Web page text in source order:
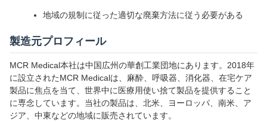
地域の規制に従った適切な廃棄方法に従う必要がある
製造元プロフィール
MCR Medical本社は中国広州の華創工業団地にあります。2018年
に設立されたMCR Medicalは、麻酔、呼吸器、消化器、在宅ケア
製品に焦点を当て、世界中に医療用使い捨て製品を提供すること
に専念しています。当社の製品は、北米、ヨーロッパ、南米、ア
ジア、中東などの地域に販売されています。